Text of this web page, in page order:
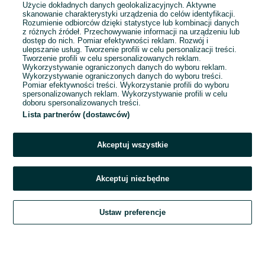
1 ... 5 ... 348
Zadzwoń / SMS
Szukaj Obserwujesz Dodaj Czat Konto
Użycie dokładnych danych geolokalizacyjnych. Aktywne
skanowanie charakterystyki urządzenia do celów identyfikacji.
Rozumienie odbiorców dzięki statystyce lub kombinacji danych
z różnych źródeł. Przechowywanie informacji na urządzeniu lub
dostęp do nich. Pomiar efektywności reklam. Rozwój i
ulepszanie usług. Tworzenie profili w celu personalizacji treści.
Tworzenie profili w celu spersonalizowanych reklam.
Wykorzystywanie ograniczonych danych do wyboru reklam.
Wykorzystywanie ograniczonych danych do wyboru treści.
Pomiar efektywności treści. Wykorzystanie profili do wyboru
spersonalizowanych reklam. Wykorzystywanie profili w celu
doboru spersonalizowanych treści.
Lista partnerów (dostawców)
Akceptuj wszystkie
Akceptuj niezbędne
Ustaw preferencje